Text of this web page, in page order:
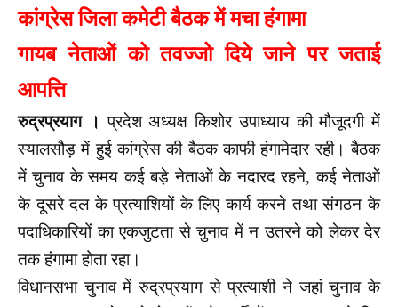
कांग्रेस जिला कमेटी बैठक में मचा हंगामा
गायब नेताओं को तवज्जो दिये जाने पर जताई
आपत्ति
रुद्रप्रयाग । प्रदेश अध्यक्ष किशोर उपाध्याय की मौजूदगी में
स्यालसौड़ में हुई कांग्रेस की बैठक काफी हंगामेदार रही। बैठक
में चुनाव के समय कई बड़े नेताओं के नदारद रहने, कई नेताओं
के दूसरे दल के प्रत्याशियों के लिए कार्य करने तथा संगठन के
पदाधिकारियों का एकजुटता से चुनाव में न उतरने को लेकर देर
तक हंगामा होता रहा।
विधानसभा चुनाव में रुद्रप्रयाग से प्रत्याशी ने जहां चुनाव के